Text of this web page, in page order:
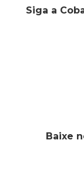
Siga a
Baixe